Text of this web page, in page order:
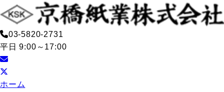
03-5820-2731
平日 9:00～17:00
ホーム